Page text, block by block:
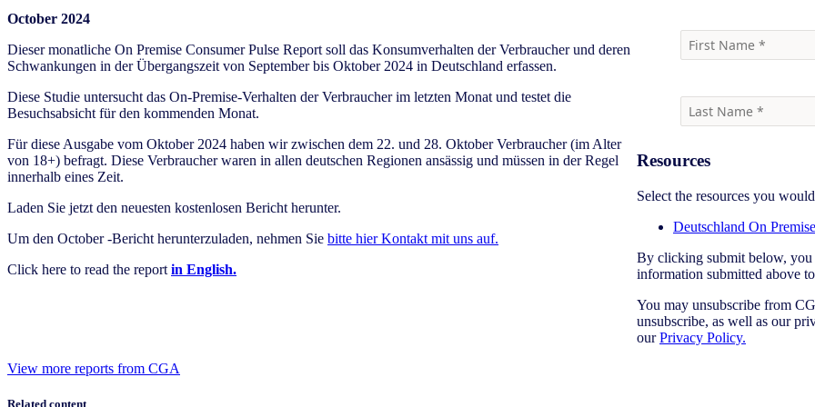
October 2024
Dieser monatliche On Premise Consumer Pulse Report soll das Konsumverhalten der Verbraucher und deren
Schwankungen in der Übergangszeit von September bis Oktober 2024 in Deutschland erfassen.
Diese Studie untersucht das On-Premise-Verhalten der Verbraucher im letzten Monat und testet die
Besuchsabsicht für den kommenden Monat.​
Für diese Ausgabe vom Oktober 2024 haben wir zwischen dem 22. und 28. Oktober Verbraucher (im Alter
von 18+) befragt. Diese Verbraucher waren in allen deutschen Regionen ansässig und müssen in der Regel
innerhalb eines Zeit.
Laden Sie jetzt den neuesten kostenlosen Bericht herunter.
Um den October -Bericht herunterzuladen, nehmen Sie bitte hier Kontakt mit uns auf.
Click here to read the report in English.
Resources
Select the resources you
Deutschland On
By clicking submit below, you
information submitted above
You may unsubscribe from
unsubscribe, as well as our
ourPrivacy Policy.
View more reports from CGA
Related content